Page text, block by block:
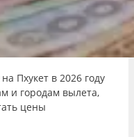
Пхукет в 2026 году
и городам вылета,
цены